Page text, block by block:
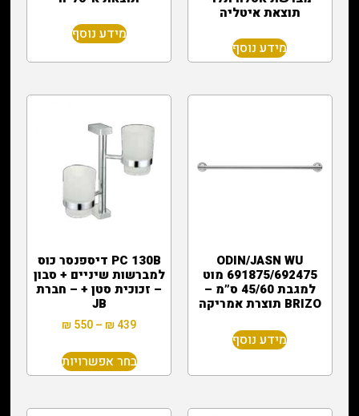
תוצאת איטליה
מידע נוסף
מידע נוסף
ODIN/JASN WU
691875/692475 מוט
למגבת 45/60 ס”מ –
BRIZO תוצרת אמריקה
מידע נוסף
PC 130B דיספנסר כוס
למברשות שיניים + סבון
– זכוכית סטן + – חברת
JB
₪ 439
–
₪ 550
בחר אפשרויות